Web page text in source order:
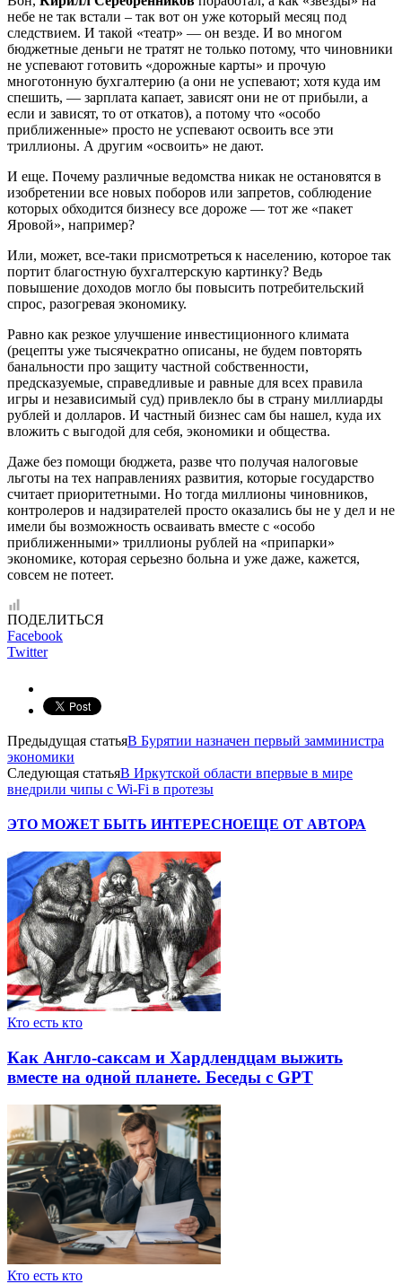
небе не так встали – так вот он уже который месяц под
следствием. И такой «театр» — он везде. И во многом
бюджетные деньги не тратят не только потому, что чиновники
не успевают готовить «дорожные карты» и прочую
многотонную бухгалтерию (а они не успевают; хотя куда им
спешить, — зарплата капает, зависят они не от прибыли, а
если и зависят, то от откатов), а потому что «особо
приближенные» просто не успевают освоить все эти
триллионы. А другим «освоить» не дают.
И еще. Почему различные ведомства никак не остановятся в
изобретении все новых поборов или запретов, соблюдение
которых обходится бизнесу все дороже — тот же «пакет
Яровой», например?
Или, может, все-таки присмотреться к населению, которое так
портит благостную бухгалтерскую картинку? Ведь
повышение доходов могло бы повысить потребительский
спрос, разогревая экономику.
Равно как резкое улучшение инвестиционного климата
(рецепты уже тысячекратно описаны, не будем повторять
банальности про защиту частной собственности,
предсказуемые, справедливые и равные для всех правила
игры и независимый суд) привлекло бы в страну миллиарды
рублей и долларов. И частный бизнес сам бы нашел, куда их
вложить с выгодой для себя, экономики и общества.
Даже без помощи бюджета, разве что получая налоговые
льготы на тех направлениях развития, которые государство
считает приоритетными. Но тогда миллионы чиновников,
контролеров и надзирателей просто оказались бы не у дел и не
имели бы возможность осваивать вместе с «особо
приближенными» триллионы рублей на «припарки»
экономике, которая серьезно больна и уже даже, кажется,
совсем не потеет.
ПОДЕЛИТЬСЯ
Facebook
Twitter
Предыдущая статьяВ Бурятии назначен первый замминистра
экономики
Следующая статьяВ Иркутской области впервые в мире
внедрили чипы с Wi-Fi в протезы
ЭТО МОЖЕТ БЫТЬ ИНТЕРЕСНОЕЩЕ ОТ АВТОРА
Кто есть кто
Как Англо-саксам и Хардлендцам выжить
вместе на одной планете. Беседы с GPT
Кто есть кто